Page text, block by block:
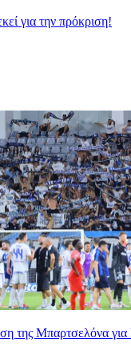
για την πρόκριση!
της Μπαρτσελόνα